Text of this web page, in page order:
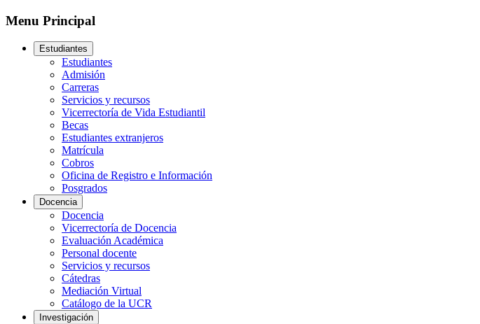
Menu Principal
Estudiantes
Estudiantes
Admisión
Carreras
Servicios y recursos
Vicerrectoría de Vida Estudiantil
Becas
Estudiantes extranjeros
Matrícula
Cobros
Oficina de Registro e Información
Posgrados
Docencia
Docencia
Vicerrectoría de Docencia
Evaluación Académica
Personal docente
Servicios y recursos
Cátedras
Mediación Virtual
Catálogo de la UCR
Investigación